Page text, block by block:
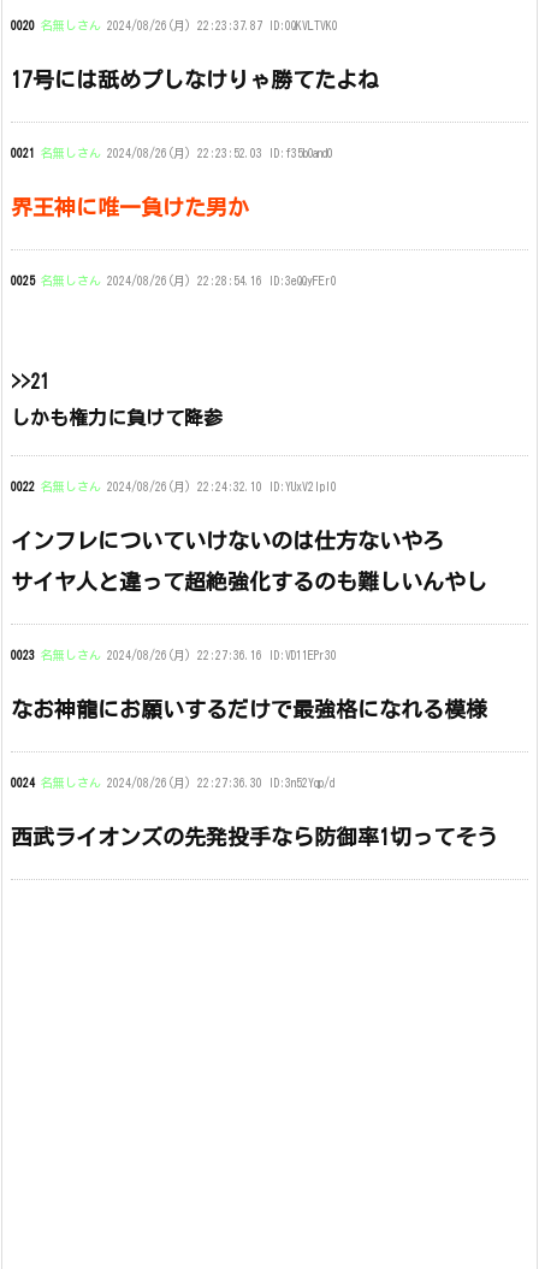
0020 名無しさん 2024/08/26(月) 22:23:37.87 ID:0QKVLTVK0
17号には舐めプしなけりゃ勝てたよね
0021 名無しさん 2024/08/26(月) 22:23:52.03 ID:f35bOand0
界王神に唯一負けた男か
0025 名無しさん 2024/08/26(月) 22:28:54.16 ID:3eQQyFEr0
>>21
しかも権力に負けて降参
0022 名無しさん 2024/08/26(月) 22:24:32.10 ID:YUxV2lpI0
インフレについていけないのは仕方ないやろ
サイヤ人と違って超絶強化するのも難しいんやし
0023 名無しさん 2024/08/26(月) 22:27:36.16 ID:VD11EPr30
なお神龍にお願いするだけで最強格になれる模様
0024 名無しさん 2024/08/26(月) 22:27:36.30 ID:3n52Yqp/d
西武ライオンズの先発投手なら防御率1切ってそう